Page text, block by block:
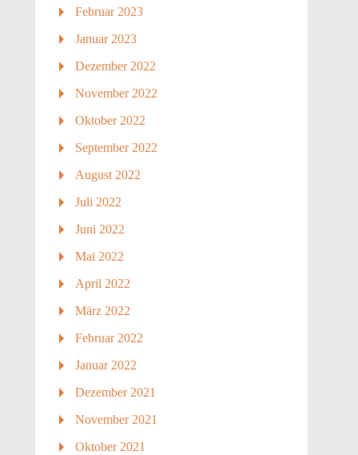
Februar 2023
Januar 2023
Dezember 2022
November 2022
Oktober 2022
September 2022
August 2022
Juli 2022
Juni 2022
Mai 2022
April 2022
März 2022
Februar 2022
Januar 2022
Dezember 2021
November 2021
Oktober 2021